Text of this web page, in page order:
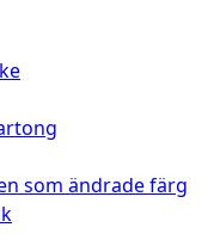
som ändrade färg